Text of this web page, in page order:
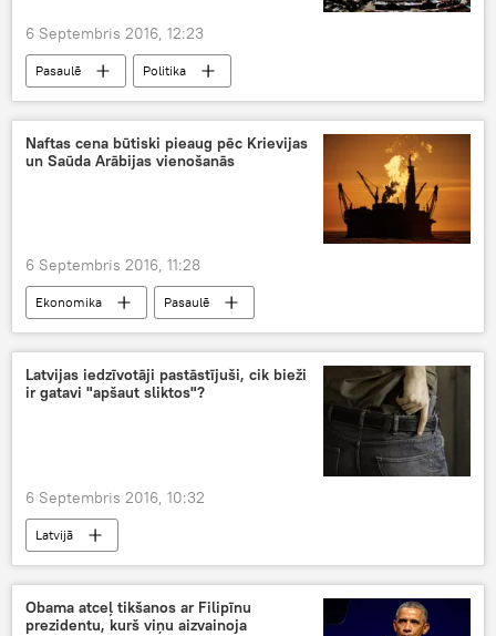
6 Septembris 2016, 12:23
Pasaulē Politika
Naftas cena būtiski pieaug pēc Krievijas
un Saūda Arābijas vienošanās
6 Septembris 2016, 11:28
Ekonomika Pasaulē
Latvijas iedzīvotāji pastāstījuši, cik bieži
ir gatavi "apšaut sliktos"?
6 Septembris 2016, 10:32
Latvijā
Obama atceļ tikšanos ar Filipīnu
prezidentu, kurš viņu aizvainoja